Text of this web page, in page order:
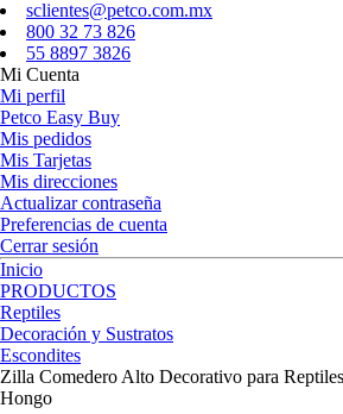
sclientes@petco.com.mx
800 32 73 826
55 8897 3826
Mi Cuenta
Mi perfil
Petco Easy Buy
Mis pedidos
Mis Tarjetas
Mis direcciones
Actualizar contraseña
Preferencias de cuenta
Cerrar sesión
Inicio
PRODUCTOS
Reptiles
Decoración y Sustratos
Escondites
Zilla Comedero Alto Decorativo para
Hongo